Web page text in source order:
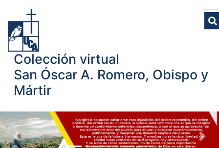
Colección virtual
San Óscar A. Romero, Obispo y
Mártir